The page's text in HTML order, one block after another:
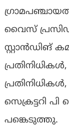
വൈസ്
സ്റ്റാൻഡിങ്
പ്രതിനിധികൾ,
സെക്രട്ടറി
പങ്കെടുത്തു.